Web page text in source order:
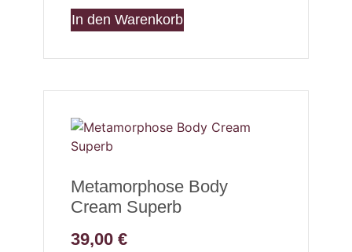
In den Warenkorb
Metamorphose Body
Cream Superb
39,00 €